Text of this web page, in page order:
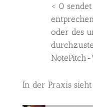
< 0
oder des
NotePitch-
In der Praxis